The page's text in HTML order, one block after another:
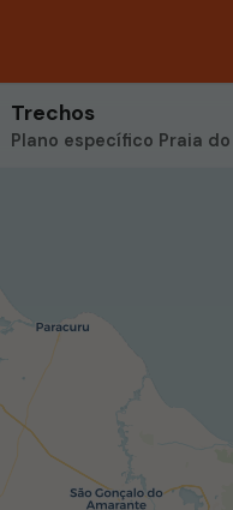
Trechos
Plano específico Praia